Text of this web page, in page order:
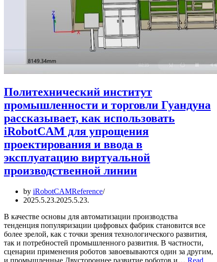
Политехнический институт
промышленности и торговли Гуандуна
рассказывает, как использовать
iRobotCAM для упрощения
проектирования и ввода в
эксплуатацию виртуальной
производственной линии
by iRobotCAMReference
2025.5.23.2025.5.23.
В качестве основы для автоматизации производства
тенденция популяризации цифровых фабрик становится все
более зрелой, как с точки зрения технологического развития,
так и потребностей промышленного развития. В частности,
сценарии применения роботов завоевываются один за другим,
и промышленные Двустороннее развитие роботов и… Read